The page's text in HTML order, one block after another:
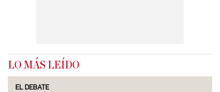
LO MÁS LEÍDO
EL DEBATE